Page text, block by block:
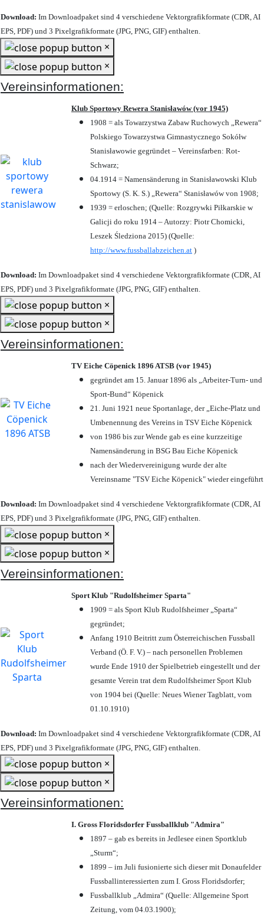
Download: Im Downloadpaket sind 4 verschiedene Vektorgrafikformate (CDR, AI
EPS, PDF) und 3 Pixelgrafikformate (JPG, PNG, GIF) enthalten.
×
×
Vereinsinformationen:
Klub Sportowy Rewera Stanisławów (vor 1945)
1908 = als Towarzystwa Zabaw Ruchowych „Rewera“
Polskiego Towarzystwa Gimnastycznego Sokółw
Stanisławowie gegründet – Vereinsfarben: Rot-
Schwarz;
04.1914 = Namensänderung in Stanisławowski Klub
Sportowy (S. K. S.) „Rewera“ Stanisławów von 1908;
1939 = erloschen; (Quelle: Rozgrywki Piłkarskie w
Galicji do roku 1914 – Autorzy: Piotr Chomicki,
Leszek Śledziona 2015) (Quelle:
http://www.fussballabzeichen.at )
Download: Im Downloadpaket sind 4 verschiedene Vektorgrafikformate (CDR, AI
EPS, PDF) und 3 Pixelgrafikformate (JPG, PNG, GIF) enthalten.
×
×
Vereinsinformationen:
TV Eiche Cöpenick 1896 ATSB (vor 1945)
gegründet am 15. Januar 1896 als „Arbeiter-Turn- und
Sport-Bund“ Köpenick
21. Juni 1921 neue Sportanlage, der „Eiche-Platz und
Umbenennung des Vereins in TSV Eiche Köpenick
von 1986 bis zur Wende gab es eine kurzzeitige
Namensänderung in BSG Bau Eiche Köpenick
nach der Wiedervereinigung wurde der alte
Vereinsname "TSV Eiche Köpenick" wieder eingeführt
Download: Im Downloadpaket sind 4 verschiedene Vektorgrafikformate (CDR, AI
EPS, PDF) und 3 Pixelgrafikformate (JPG, PNG, GIF) enthalten.
×
×
Vereinsinformationen:
Sport Klub "Rudolfsheimer Sparta"
1909 = als Sport Klub Rudolfsheimer „Sparta“
gegründet;
Anfang 1910 Beitritt zum Österreichischen Fussball
Verband (Ö. F. V.) – nach personellen Problemen
wurde Ende 1910 der Spielbetrieb eingestellt und der
gesamte Verein trat dem Rudolfsheimer Sport Klub
von 1904 bei (Quelle: Neues Wiener Tagblatt, vom
01.10.1910)
Download: Im Downloadpaket sind 4 verschiedene Vektorgrafikformate (CDR, AI
EPS, PDF) und 3 Pixelgrafikformate (JPG, PNG, GIF) enthalten.
×
×
Vereinsinformationen:
I. Gross Floridsdorfer Fussballklub "Admira"
1897 – gab es bereits in Jedlesee einen Sportklub
„Sturm“;
1899 – im Juli fusionierte sich dieser mit Donaufelder
Fussballinteressierten zum I. Gross Floridsdorfer;
Fussballklub „Admira“ (Quelle: Allgemeine Sport
Zeitung, vom 04.03.1900);